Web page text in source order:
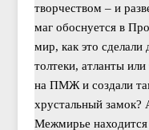
творчеством – и
маг обоснуется в
мир, как это сделали
толтеки, атланты
на ПМЖ и создали
хрустальный замок?
Межмирье